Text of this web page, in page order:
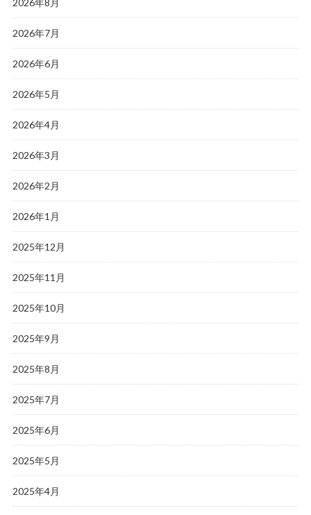
2026年8月
2026年7月
2026年6月
2026年5月
2026年4月
2026年3月
2026年2月
2026年1月
2025年12月
2025年11月
2025年10月
2025年9月
2025年8月
2025年7月
2025年6月
2025年5月
2025年4月